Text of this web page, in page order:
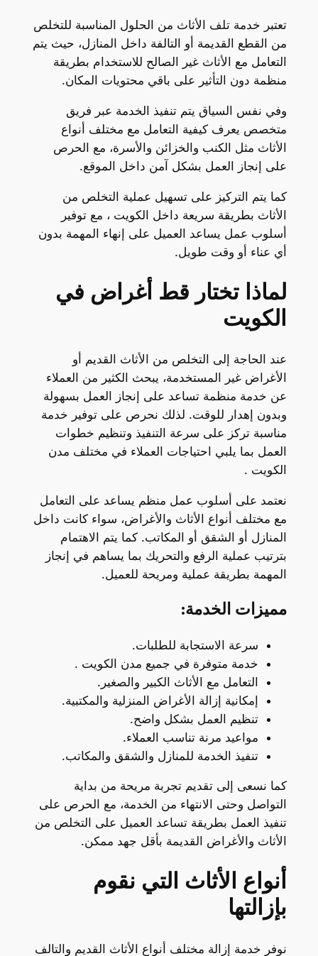
تعتبر خدمة تلف الأثاث من الحلول المناسبة للتخلص
من القطع القديمة أو التالفة داخل المنازل، حيث يتم
التعامل مع الأثاث غير الصالح للاستخدام بطريقة
منظمة دون التأثير على باقي محتويات المكان.
وفي نفس السياق يتم تنفيذ الخدمة عبر فريق
متخصص يعرف كيفية التعامل مع مختلف أنواع
الأثاث مثل الكنب والخزائن والأسرة، مع الحرص
على إنجاز العمل بشكل آمن داخل الموقع.
كما يتم التركيز على تسهيل عملية التخلص من
الأثاث بطريقة سريعة داخل الكويت ، مع توفير
أسلوب عمل يساعد العميل على إنهاء المهمة بدون
أي عناء أو وقت طويل.
لماذا تختار قط أغراض في
الكويت
عند الحاجة إلى التخلص من الأثاث القديم أو
الأغراض غير المستخدمة، يبحث الكثير من العملاء
عن خدمة منظمة تساعد على إنجاز العمل بسهولة
وبدون إهدار للوقت. لذلك نحرص على توفير خدمة
مناسبة تركز على سرعة التنفيذ وتنظيم خطوات
العمل بما يلبي احتياجات العملاء في مختلف مدن
الكويت .
نعتمد على أسلوب عمل منظم يساعد على التعامل
مع مختلف أنواع الأثاث والأغراض، سواء كانت داخل
المنازل أو الشقق أو المكاتب. كما يتم الاهتمام
بترتيب عملية الرفع والتحريك بما يساهم في إنجاز
المهمة بطريقة عملية ومريحة للعميل.
مميزات الخدمة:
سرعة الاستجابة للطلبات.
خدمة متوفرة في جميع مدن الكويت .
التعامل مع الأثاث الكبير والصغير.
إمكانية إزالة الأغراض المنزلية والمكتبية.
تنظيم العمل بشكل واضح.
مواعيد مرنة تناسب العملاء.
تنفيذ الخدمة للمنازل والشقق والمكاتب.
كما نسعى إلى تقديم تجربة مريحة من بداية
التواصل وحتى الانتهاء من الخدمة، مع الحرص على
تنفيذ العمل بطريقة تساعد العميل على التخلص من
الأثاث والأغراض القديمة بأقل جهد ممكن.
أنواع الأثاث التي نقوم
بإزالتها
نوفر خدمة إزالة مختلف أنواع الأثاث القديم والتالف